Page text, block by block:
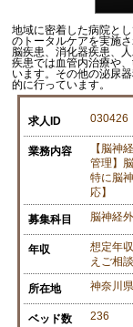
地域に密着した病院と
のトータルケアを実施さ
脳疾患、消化器疾患、
疾患では血管内治療や
います。その他の泌尿
的に行っています。
求人ID 030426
業務内容
【脳神
管理】
特に脳
応】
募集科目 脳神経
年収
想定年
えご相
所在地 神奈川県
ベッド数 236